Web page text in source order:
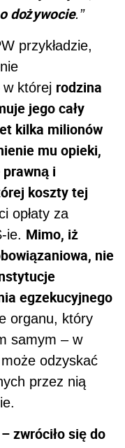
dożywocie.”
przykładzie,
w której rodzina
jego cały
kilka milionów
mu opieki,
i
koszty tej
opłaty za
ie. Mimo, iż
nie
egzekucyjnego
organu, który
samym – w
odzyskać
przez nią
zwróciło się do